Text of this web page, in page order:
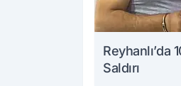
Reyhanlı’da
Saldırı